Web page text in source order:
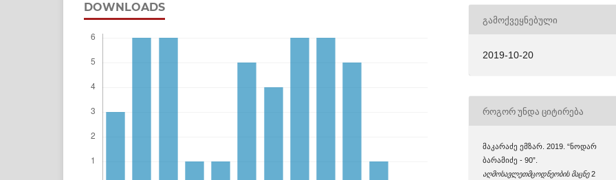
DOWNLOADS
ᲒᲐᲛᲝᲥᲕᲔᲧᲜᲔᲑᲣᲚᲘ
2019-10-20
ᲠᲝᲒᲝᲠ ᲣᲜᲓᲐ ᲪᲘᲢᲘᲠᲔᲑᲐ
მაკარაძე ემზარ. 2019. “ნოდარ
ბარამიძე - 90”.
აღმოსავლეთმცოდნეობის მაცნე2